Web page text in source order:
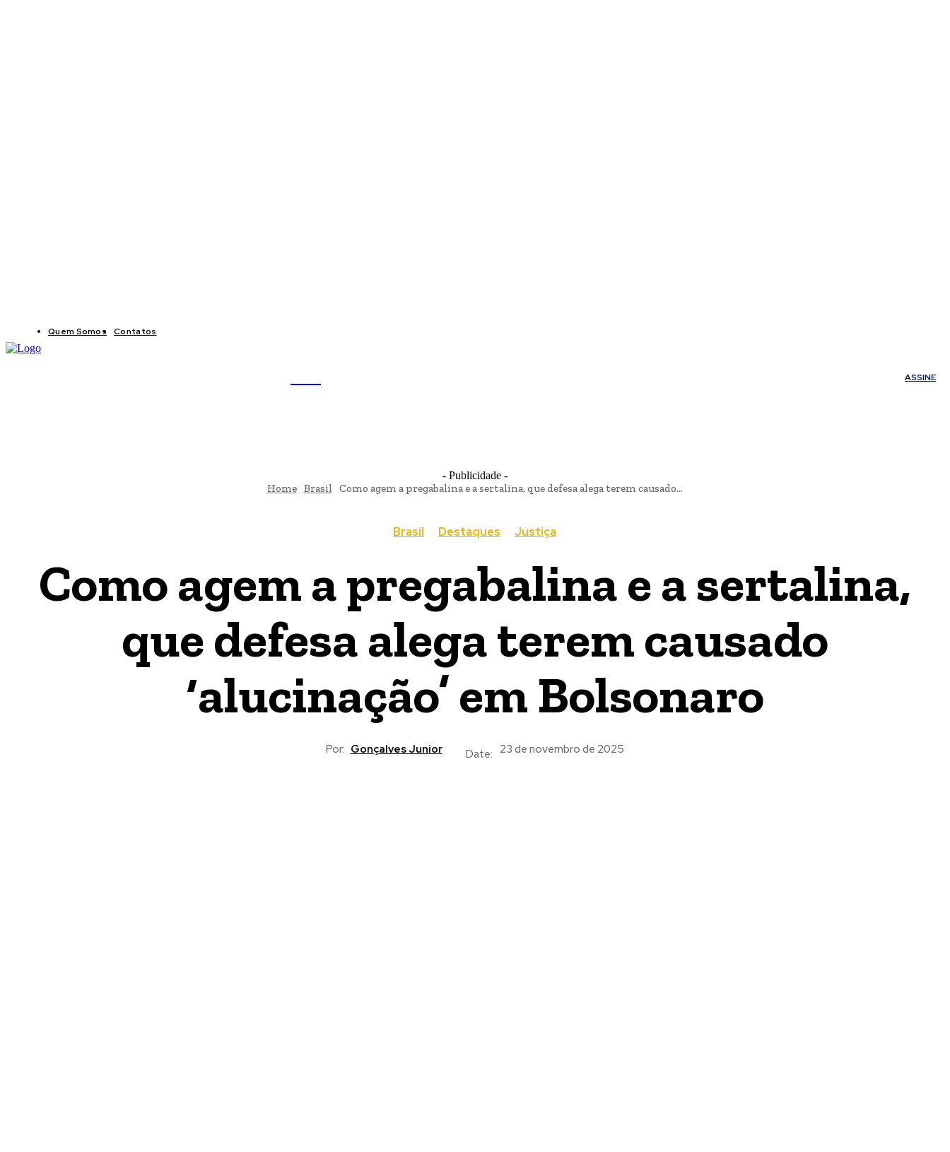
Quem Somos Contatos
ASSINE
- Publicidade -
Home Brasil Como agem a pregabalina e a sertalina, que defesa alega terem causado...
Brasil Destaques Justiça
Como agem a pregabalina e a sertalina,
que defesa alega terem causado
‘alucinação’ em Bolsonaro
Por: Gonçalves Junior Date: 23 de novembro de 2025